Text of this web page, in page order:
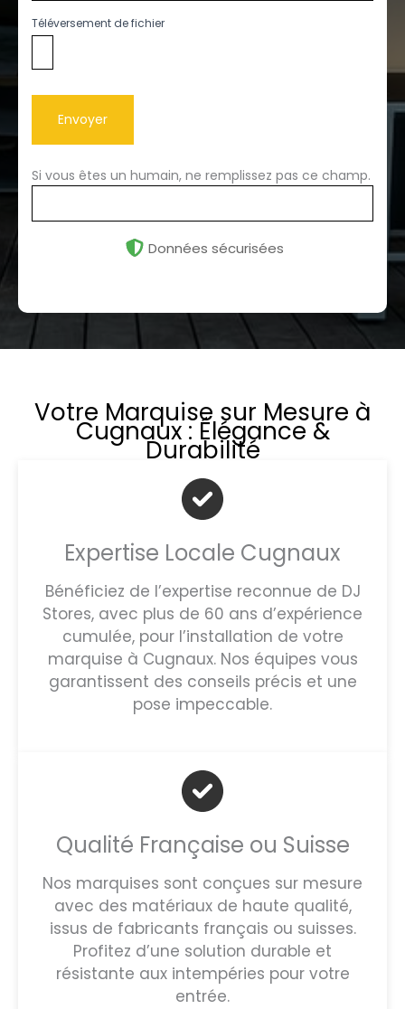
Téléversement de fichier
Envoyer
Si vous êtes un humain, ne remplissez pas ce champ.
Données sécurisées
Votre Marquise sur Mesure à
Cugnaux : Élégance &
Durabilité
Expertise Locale Cugnaux
Bénéficiez de l’expertise reconnue de DJ
Stores, avec plus de 60 ans d’expérience
cumulée, pour l’installation de votre
marquise à Cugnaux. Nos équipes vous
garantissent des conseils précis et une
pose impeccable.
Qualité Française ou Suisse
Nos marquises sont conçues sur mesure
avec des matériaux de haute qualité,
issus de fabricants français ou suisses.
Profitez d’une solution durable et
résistante aux intempéries pour votre
entrée.